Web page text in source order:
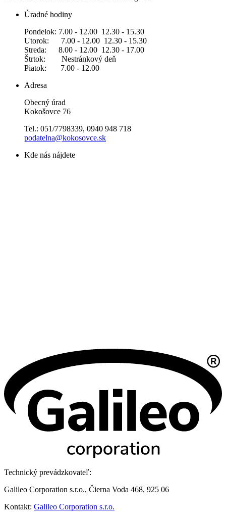
Úradné hodiny
Pondelok: 7.00 - 12.00 12.30 - 15.30
Utorok: 7.00 - 12.00 12.30 - 15.30
Streda: 8.00 - 12.00 12.30 - 17.00
Štrtok: Nestránkový deň
Piatok: 7.00 - 12.00
Adresa
Obecný úrad
Kokošovce 76
Tel.: 051/7798339, 0940 948 718
podatelna@kokosovce.sk
Kde nás nájdete
Technický prevádzkovateľ:
Galileo Corporation s.r.o., Čierna Voda 468, 925 06
Kontakt: Galileo Corporation s.r.o.